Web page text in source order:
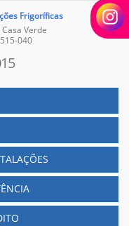
Frigoríficas
Verde
040